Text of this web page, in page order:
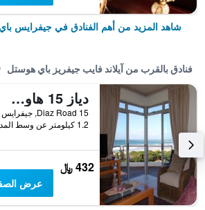
شاهد المزيد من أهم الفنادق في جيفرايس باي
فنادق بالقرب من آيلاند فايب جيفريز باي هوستل
دياز 15 هاوس أون ذا باي
1.2 كيلومتر عن وسط المدينة
432 ﷼
عرض